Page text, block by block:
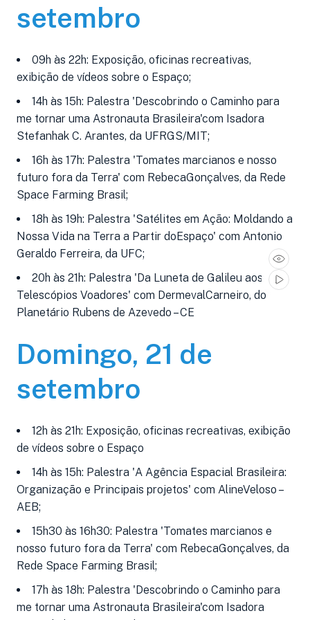
setembro
09h às 22h: Exposição, oficinas recreativas,
exibição de vídeos sobre o Espaço;
14h às 15h: Palestra 'Descobrindo o Caminho para
me tornar uma Astronauta Brasileira'com Isadora
Stefanhak C. Arantes, da UFRGS/MIT;
16h às 17h: Palestra 'Tomates marcianos e nosso
futuro fora da Terra' com RebecaGonçalves, da Rede
Space Farming Brasil;
18h às 19h: Palestra 'Satélites em Ação: Moldando a
Nossa Vida na Terra a Partir doEspaço' com Antonio
Geraldo Ferreira, da UFC;
20h às 21h: Palestra 'Da Luneta de Galileu aos
Telescópios Voadores' com DermevalCarneiro, do
Planetário Rubens de Azevedo – CE
Domingo, 21 de
setembro
12h às 21h: Exposição, oficinas recreativas, exibição
de vídeos sobre o Espaço
14h às 15h: Palestra 'A Agência Espacial Brasileira:
Organização e Principais projetos' com AlineVeloso –
AEB;
15h30 às 16h30: Palestra 'Tomates marcianos e
nosso futuro fora da Terra' com RebecaGonçalves, da
Rede Space Farming Brasil;
17h às 18h: Palestra 'Descobrindo o Caminho para
me tornar uma Astronauta Brasileira'com Isadora